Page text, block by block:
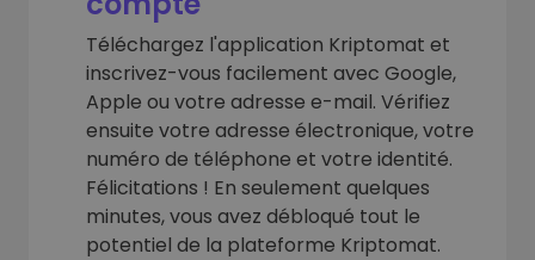
Téléchargez l'application Kriptomat et
inscrivez-vous facilement avec Google,
Apple ou votre adresse e-mail. Vérifiez
ensuite votre adresse électronique, votre
numéro de téléphone et votre identité.
Félicitations ! En seulement quelques
minutes, vous avez débloqué tout le
potentiel de la plateforme Kriptomat.